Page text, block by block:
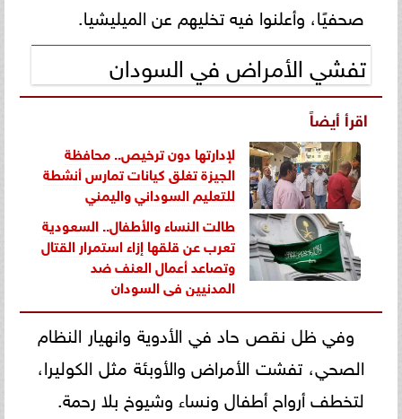
صحفيًا، وأعلنوا فيه تخليهم عن الميليشيا.
تفشي الأمراض في السودان
اقرأ أيضاً
لإدارتها دون ترخيص.. محافظة
الجيزة تغلق كيانات تمارس أنشطة
للتعليم السوداني واليمني
طالت النساء والأطفال.. السعودية
تعرب عن قلقها إزاء استمرار القتال
وتصاعد أعمال العنف ضد
المدنيين في السودان
وفي ظل نقص حاد في الأدوية وانهيار النظام
الصحي، تفشت الأمراض والأوبئة مثل الكوليرا،
لتخطف أرواح أطفال ونساء وشيوخ بلا رحمة.